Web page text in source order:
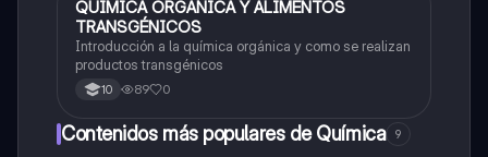
Química
QUÍMICA ORGÁNICA Y ALIMENTOS
TRANSGÉNICOS
Introducción a la química orgánica y como se realizan
productos transgénicos
10 89 0
Contenidos más populares de Química 9